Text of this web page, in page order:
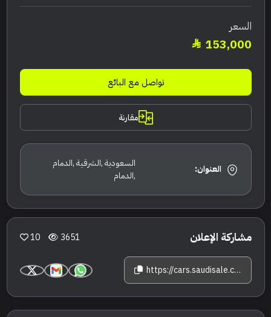
السعر
153,000
تواصل مع البائع
مقارنة
العنوان:
السعودية ,الشرقية ,الدمام
,الدمام
مشاركة الإعلان 3651
10
https://cars.saudisale.com/listings/k5s517/2025-%D8%AA%D9%88%D9%8A%D9%88%D8%AA%D8%A7-%D9%83%D8%A7%D9%85%D8%B1%D9%8A-%D8%BA%D8%B1%D8%A7%D9%86%D8%AF%D9%8A